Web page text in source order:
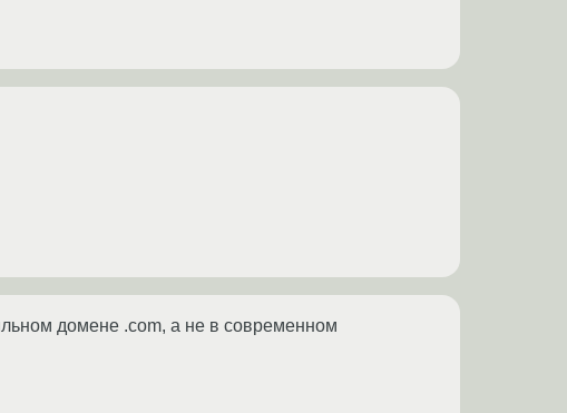
домене .com, а не в современном